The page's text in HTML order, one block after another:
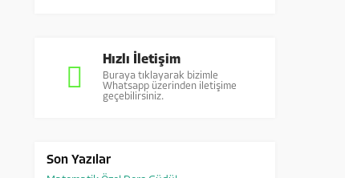
Hızlı İletişim
Buraya tıklayarak bizimle
Whatsapp üzerinden iletişime
geçebilirsiniz.
Son Yazılar